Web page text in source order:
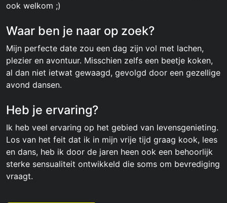
ook welkom ;)
Waar ben je naar op zoek?
Mijn perfecte date zou een dag zijn vol met lachen,
plezier en avontuur. Misschien zelfs een beetje koken,
al dan niet ietwat gewaagd, gevolgd door een gezellige
avond dansen.
Heb je ervaring?
Ik heb veel ervaring op het gebied van levensgenieting.
Los van het feit dat ik in mijn vrije tijd graag kook, lees
en dans, heb ik door de jaren heen ook een behoorlijk
sterke sensualiteit ontwikkeld die soms om bevrediging
vraagt.